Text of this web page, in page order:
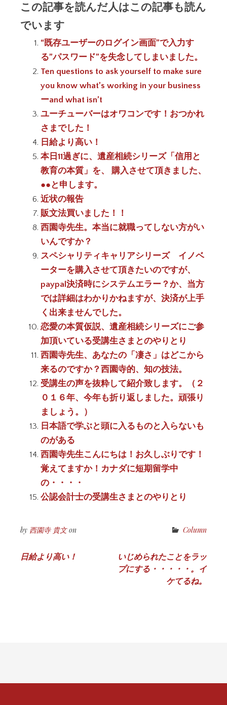
この記事を読んだ人はこの記事も読ん
でいます
“既存ユーザーのログイン画面”で入力す
る”パスワード”を失念してしまいました。
Ten questions to ask yourself to make sure
you know what’s working in your business
ーand what isn’t
ユーチューバーはオワコンです！おつかれ
さまでした！
日給より高い！
本日11過ぎに、遺産相続シリーズ「信用と
教育の本質」を、 購入させて頂きました、
●●と申します。
近状の報告
販文法買いました！！
西園寺先生。本当に就職ってしない方がい
いんですか？
スペシャリティキャリアシリーズ イノベ
ーターを購入させて頂きたいのですが、
paypal決済時にシステムエラー？か、当方
では詳細はわかりかねますが、決済が上手
く出来ませんでした。
恋愛の本質仮説、遺産相続シリーズにご参
加頂いている受講生さまとのやりとり
西園寺先生、あなたの「凄さ」はどこから
来るのですか？西園寺的、知の技法。
受講生の声を抜粋して紹介致します。（２
０１６年、今年も折り返しました。頑張り
ましょう。）
日本語で学ぶと頭に入るものと入らないも
のがある
西園寺先生こんにちは！お久しぶりです！
覚えてますか！カナダに短期留学中
の・・・・
公認会計士の受講生さまとのやりとり
by 西園寺 貴文on Column
投
ョ
日給より高い！
いじめられたことをラッ
プにする・・・・・。イ
ケてるね。